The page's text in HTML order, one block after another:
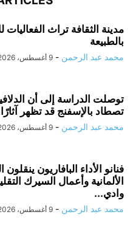
مدينة الثقافة تراث الفعاليات
بالطبيعة
محمد عبد الرحمن - 9 أغسطس، 2026
توصلت الدراسة إلى أن
تصطاد بالإسفنج قد تظهر
محمد عبد الرحمن - 9 أغسطس، 2026
فنانو الأداء البافاريون ينقلون
الألمانية وأعمال السيرك
وادي...
محمد عبد الرحمن - 9 أغسطس، 2026